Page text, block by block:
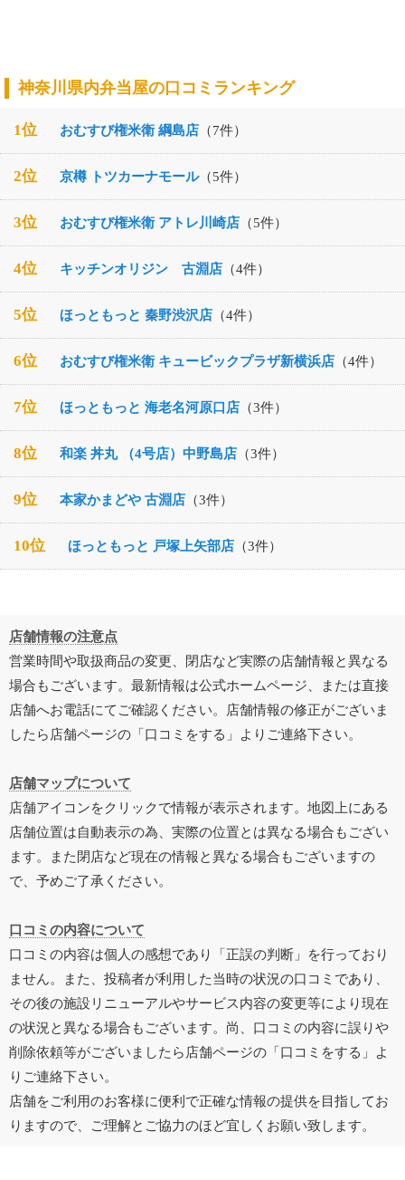
神奈川県内弁当屋の口コミランキング
1位 おむすび権米衛 綱島店 （7件）
2位 京樽 トツカーナモール（5件）
3位 おむすび権米衛 アトレ川崎店 （5件）
4位 キッチンオリジン 古淵店 （4件）
5位 ほっともっと 秦野渋沢店 （4件）
6位 おむすび権米衛 キュービックプラザ新横浜店 （4件）
7位 ほっともっと 海老名河原口店 （3件）
8位 和楽 丼丸 （4号店）中野島店 （3件）
9位 本家かまどや 古淵店 （3件）
10位 ほっともっと 戸塚上矢部店 （3件）
店舗情報の注意点
営業時間や取扱商品の変更、閉店など実際の店舗情報と異なる
場合もございます。最新情報は公式ホームページ、または直接
店舗へお電話にてご確認ください。店舗情報の修正がございま
したら店舗ページの「口コミをする」よりご連絡下さい。
店舗マップについて
店舗アイコンをクリックで情報が表示されます。地図上にある
店舗位置は自動表示の為、実際の位置とは異なる場合もござい
ます。また閉店など現在の情報と異なる場合もございますの
で、予めご了承ください。
口コミの内容について
口コミの内容は個人の感想であり「正誤の判断」を行っており
ません。また、投稿者が利用した当時の状況の口コミであり、
その後の施設リニューアルやサービス内容の変更等により現在
の状況と異なる場合もございます。尚、口コミの内容に誤りや
削除依頼等がございましたら店舗ページの「口コミをする」よ
りご連絡下さい。
店舗をご利用のお客様に便利で正確な情報の提供を目指してお
りますので、ご理解とご協力のほど宜しくお願い致します。